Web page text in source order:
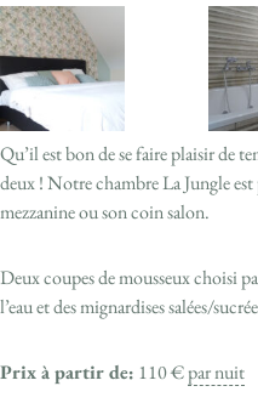
Qu’il est bon de se faire plaisir de
deux ! Notre chambre La Jungle
mezzanine ou son coin salon.
Deux coupes de mousseux choisi
l’eau et des mignardises salées/
Prix à partir de: 110€par nuit